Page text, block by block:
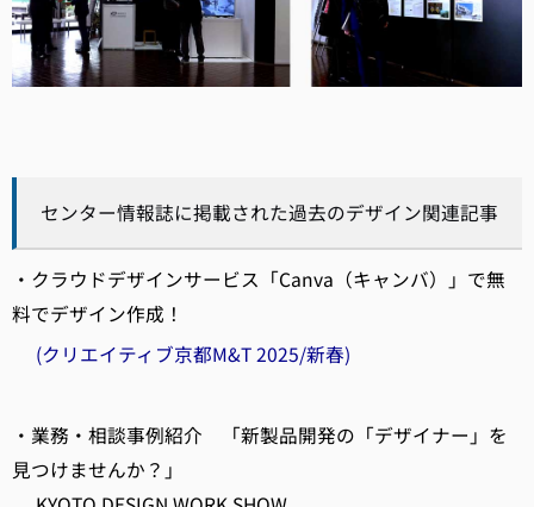
センター情報誌に掲載された過去のデザイン関連記事
・クラウドデザインサービス「Canva（キャンバ）」で無
料でデザイン作成！
(クリエイティブ京都M&T 2025/新春)
・業務・相談事例紹介 「新製品開発の「デザイナー」を
見つけませんか？」